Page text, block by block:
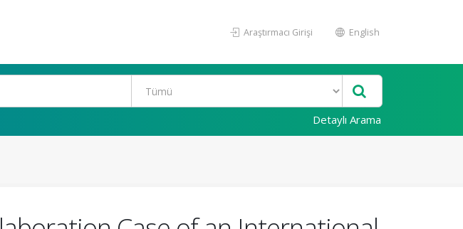
Araştırmacı Girişi English
Detaylı Arama